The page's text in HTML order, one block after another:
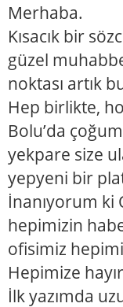
Merhaba.
Kısacık bir
güzel
noktası artık
Hep birlikte,
Bolu’da
yekpare size
yepyeni bir
İnanıyorum
hepimizin
ofisimiz
Hepimize
İlk yazımda